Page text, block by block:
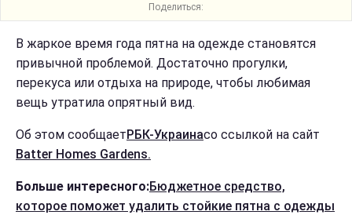
Поделиться:
В жаркое время года пятна на одежде становятся
привычной проблемой. Достаточно прогулки,
перекуса или отдыха на природе, чтобы любимая
вещь утратила опрятный вид.
Об этом сообщаетРБК-Украинасо ссылкой на сайт
Batter Homes Gardens.
Больше интересного:Бюджетное средство,
которое поможет удалить стойкие пятна с одежды